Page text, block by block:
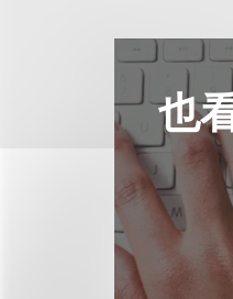
也